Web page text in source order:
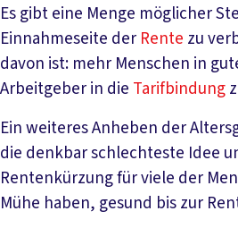
Es gibt eine Menge möglicher
Einnahmeseite der Rente zu
davon ist: mehr Menschen in
Arbeitgeber in die Tarifbindung
Ein weiteres Anheben der
die denkbar schlechteste Idee
Rentenkürzung für viele der
Mühe haben, gesund bis zur